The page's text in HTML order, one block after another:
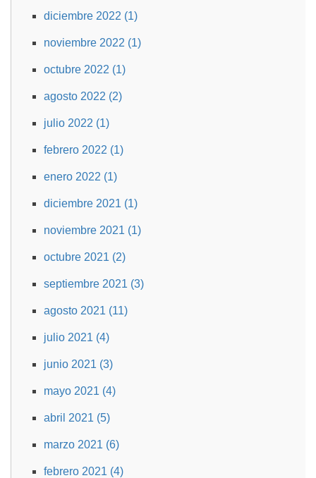
diciembre 2022 (1)
noviembre 2022 (1)
octubre 2022 (1)
agosto 2022 (2)
julio 2022 (1)
febrero 2022 (1)
enero 2022 (1)
diciembre 2021 (1)
noviembre 2021 (1)
octubre 2021 (2)
septiembre 2021 (3)
agosto 2021 (11)
julio 2021 (4)
junio 2021 (3)
mayo 2021 (4)
abril 2021 (5)
marzo 2021 (6)
febrero 2021 (4)